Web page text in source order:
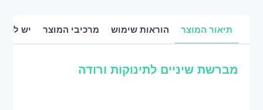
תיאור המוצר הוראות שימוש מרכיבי המוצר יש
מברשת שיניים לתינוקות ורודה